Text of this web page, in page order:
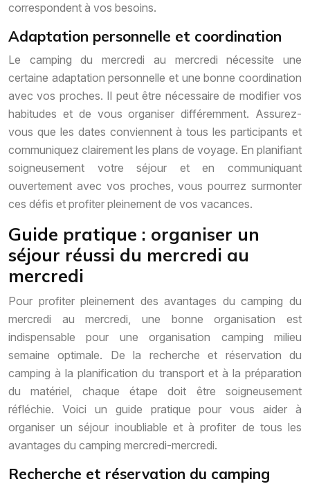
correspondent à vos besoins.
Adaptation personnelle et coordination
Le camping du mercredi au mercredi nécessite une
certaine adaptation personnelle et une bonne coordination
avec vos proches. Il peut être nécessaire de modifier vos
habitudes et de vous organiser différemment. Assurez-
vous que les dates conviennent à tous les participants et
communiquez clairement les plans de voyage. En planifiant
soigneusement votre séjour et en communiquant
ouvertement avec vos proches, vous pourrez surmonter
ces défis et profiter pleinement de vos vacances.
Guide pratique : organiser un
séjour réussi du mercredi au
mercredi
Pour profiter pleinement des avantages du camping du
mercredi au mercredi, une bonne organisation est
indispensable pour une organisation camping milieu
semaine optimale. De la recherche et réservation du
camping à la planification du transport et à la préparation
du matériel, chaque étape doit être soigneusement
réfléchie. Voici un guide pratique pour vous aider à
organiser un séjour inoubliable et à profiter de tous les
avantages du camping mercredi-mercredi.
Recherche et réservation du camping